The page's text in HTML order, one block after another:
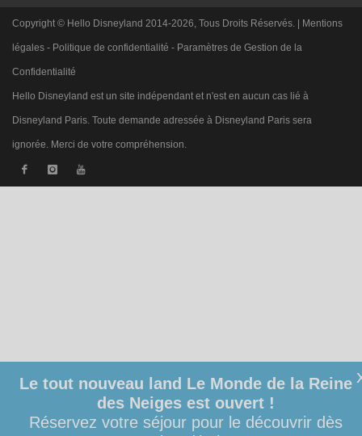
Copyright © Hello Disneyland 2014-2026, Tous Droits Réservés. | Mentions
légales - Politique de confidentialité - Paramètres de Gestion de la
Confidentialité
Hello Disneyland est un site indépendant et n'est en aucun cas lié à
Disneyland Paris. Toute demande adressée à Disneyland Paris sera
ignorée. Merci de votre compréhension.
Le tout nouveau land Le Monde de la Reine
des Neiges est ouvert !
Réservez votre séjour pour le découvrir dès